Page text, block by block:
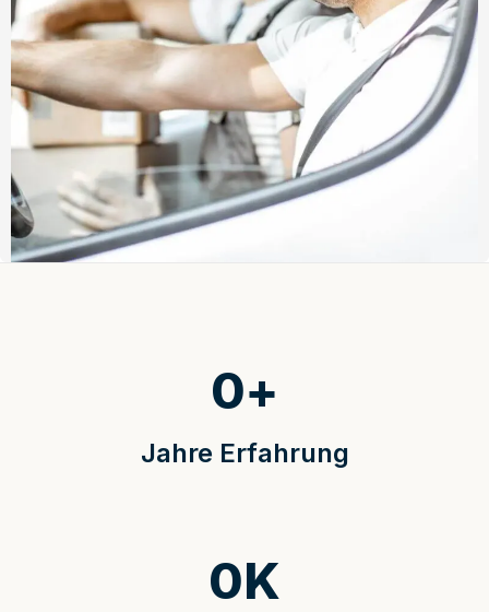
Jahre Erfahrung
0+
0K